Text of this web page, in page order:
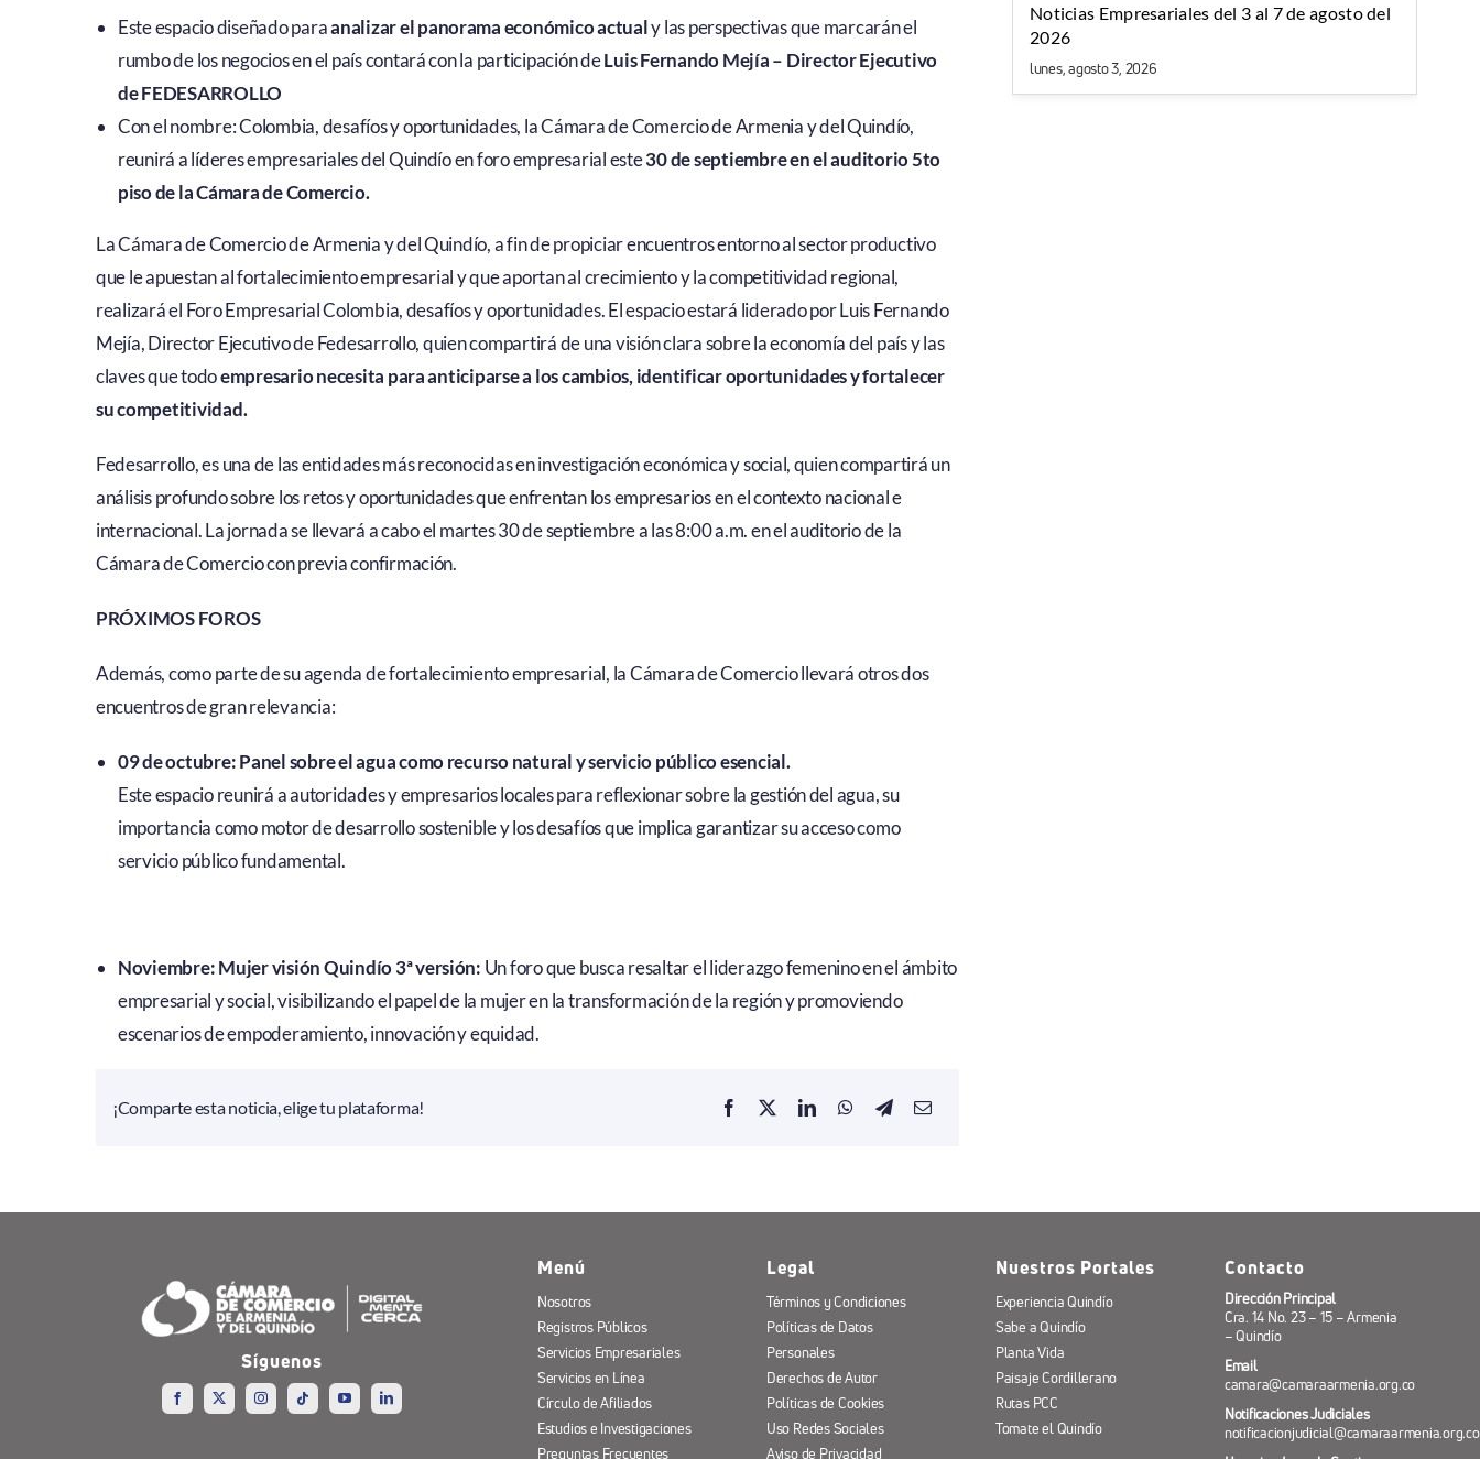
Este espacio diseñado paraanalizar el panorama económico actualy las perspectivas que marcarán el
rumbo de los negocios en el país contará con la participación deLuis Fernando Mejía – Director Ejecutivo
de FEDESARROLLO
Con el nombre: Colombia, desafíos y oportunidades, la Cámara de Comercio de Armenia y del Quindío,
reunirá a líderes empresariales del Quindío en foro empresarial este30 de septiembre en el auditorio 5to
piso de la Cámara de Comercio.
La Cámara de Comercio de Armenia y del Quindío, a fin de propiciar encuentros entorno al sector productivo
que le apuestan al fortalecimiento empresarial y que aportan al crecimiento y la competitividad regional,
realizará el Foro Empresarial Colombia, desafíos y oportunidades. El espacio estará liderado por Luis Fernando
Mejía, Director Ejecutivo de Fedesarrollo, quien compartirá de una visión clara sobre la economía del país y las
claves que todoempresario necesita para anticiparse a los cambios, identificar oportunidades y fortalecer
su competitividad.
Fedesarrollo, es una de las entidades más reconocidas en investigación económica y social, quien compartirá un
análisis profundo sobre los retos y oportunidades que enfrentan los empresarios en el contexto nacional e
internacional. La jornada se llevará a cabo el martes 30 de septiembre a las 8:00 a.m. en el auditorio de la
Cámara de Comercio con previa confirmación.
PRÓXIMOS FOROS
Además, como parte de su agenda de fortalecimiento empresarial, la Cámara de Comercio llevará otros dos
encuentros de gran relevancia:
09 de octubre: Panel sobre el agua como recurso natural y servicio público esencial.
Este espacio reunirá a autoridades y empresarios locales para reflexionar sobre la gestión del agua, su
importancia como motor de desarrollo sostenible y los desafíos que implica garantizar su acceso como
servicio público fundamental.
Noviembre: Mujer visión Quindío 3ª versión: Un foro que busca resaltar el liderazgo femenino en el ámbito
empresarial y social, visibilizando el papel de la mujer en la transformación de la región y promoviendo
escenarios de empoderamiento, innovación y equidad.
¡Comparte esta noticia, elige tu plataforma!
Noticias Empresariales del 3 al 7 de agosto del
2026
lunes, agosto 3, 2026
Síguenos
Menú
Nosotros
Registros Públicos
Servicios Empresariales
Servicios en Línea
Círculo de Afiliados
Estudios e Investigaciones
Preguntas Frecuentes
Legal
Términos y Condiciones
Políticas de Datos
Personales
Derechos de Autor
Políticas de Cookies
Uso Redes Sociales
Aviso de Privacidad
Nuestros Portales
Experiencia Quindío
Sabe a Quindío
Planta Vida
Paisaje Cordillerano
Rutas PCC
Tomate el Quindío
Contacto
Dirección Principal
Cra. 14 No. 23 – 15 – Armenia
– Quindío
Email
camara@camaraarmenia.org.co
Notificaciones Judiciales
notificacionjudicial@camaraarmenia.org.co